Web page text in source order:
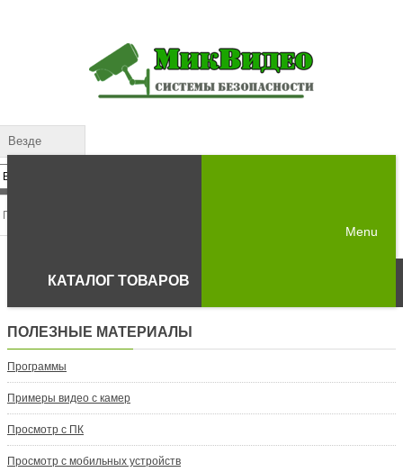
Везде
КАТАЛОГ ТОВАРОВ
Menu
ПОЛЕЗНЫЕ МАТЕРИАЛЫ
Программы
Примеры видео с камер
Просмотр с ПК
Просмотр с мобильных устройств